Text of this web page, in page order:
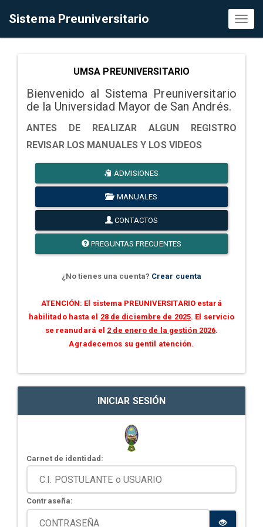
Sistema Preuniversitario
UMSA PREUNIVERSITARIO
Bienvenido al Sistema Preuniversitario
de la Universidad Mayor de San Andrés.
ANTES DE REALIZAR ALGUN REGISTRO
REVISAR LOS MANUALES Y LOS VIDEOS
ADMISIONES
MANUALES
CONTACTOS
PREGUNTAS FRECUENTES
¿No tienes una cuenta? Crear cuenta
ATENCIÓN: El sistema PREUNIVERSITARIO estará
habilitado hasta el 28 de diciembre de 2025. El servicio
se reanudará el 2 de enero de la gestión 2026.
Agradecemos su gentil atención.
INICIAR SESIÓN
Carnet de identidad:
Contraseña: